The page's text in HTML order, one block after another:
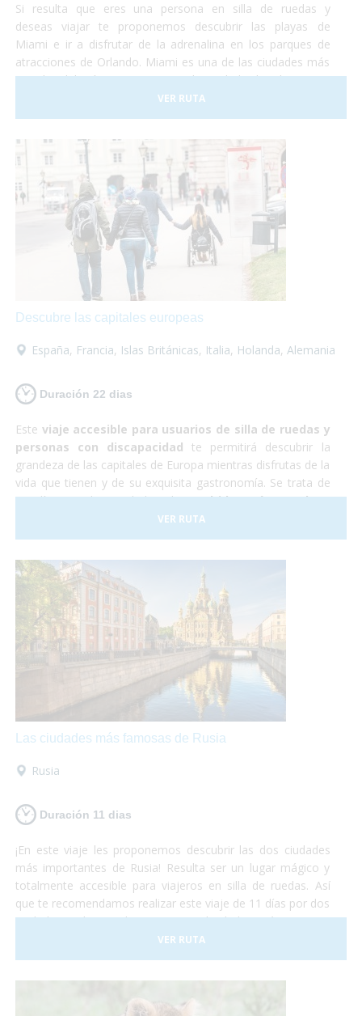
Si resulta que eres una persona en silla de ruedas y
deseas viajar te proponemos descubrir las playas de
Miami e ir a disfrutar de la adrenalina en los parques de
atracciones de Orlando. Miami es una de las ciudades más
grandes del país y con una gran diversidad cultural. Se trata
de un lugar de gran influencia caribeña y hermosas
playas mezclado con grandes edificios y gran lujo. En este
ciudad y sus lugares característicos como la Pequeña
Habana, el Downtown, Bahía Vizcaína y al mismo tiempo
conocer las reservas naturales con muchas especies en
peligro de extinción. La segunda parte del viaje se
desarrolla en la ciudad de Orlando. ¡No lo dudes más y vete
de vacaciones a Miami y Orlando! Será una experiencia
increíble en la que no tendrás que preocuparte por
nada... ¡Sólo en disfrutar!
VER RUTA
Descubre las capitales europeas
España, Francia, Islas Británicas, Italia, Holanda, Alemania
Duración 22 dias
Este viaje accesible para usuarios de silla de ruedas y
personas con discapacidad te permitirá descubrir la
grandeza de las capitales de Europa mientras disfrutas de la
vida que tienen y de su exquisita gastronomía. Se trata de
22 días por las ciudades deMadrid, París, Londres,
Ámsterdam, Berlín, Praga, Budapest y Roma
todas muy diferentes entre sí y cada una es más hermosa
ensueño.Resulta que Europa es un
personas con movilidad reducida ya que contamos con
hoteles, transportes y todo tipo de
actividades accesibles.
¡No lo duden más y atrévanse a
descubrir el continente europeo! Unas vacaciones
que las disfrutarán al máximo mientras se
maravillan con la belleza de estos lugares y conocen
culturas totalmente diferentes aunque se encuentren a
pocos cientos de kilómetros entre ellas.
encantará!
VER RUTA
Las ciudades más famosas de Rusia
Rusia
Duración 11 dias
¡En este viaje les proponemos descubrir las dos ciudades
más importantes de Rusia! Resulta ser un lugar mágico y
totalmente accesible para viajeros en silla de ruedas. Así
que te recomendamos realizar este viaje de 11 días por dos
ciudades realmente hermosas. No lo dudes más y vete a
conocer las principales ciudades rusas, ¡dejamos el resto
para otra aventura!¡Sólo preocúpate por disfrutar al
VER RUTA